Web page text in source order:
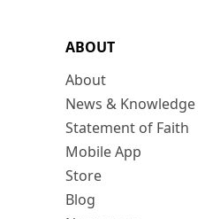
ABOUT
About
News & Knowledge
Statement of Faith
Mobile App
Store
Blog